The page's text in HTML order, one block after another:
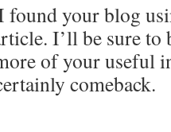
found your blog
I’ll be sure to
of your useful
comeback.